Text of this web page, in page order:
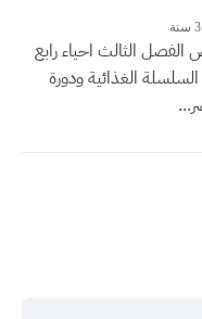
الفصل الثالث احياء رابع
الغذائية ودورة